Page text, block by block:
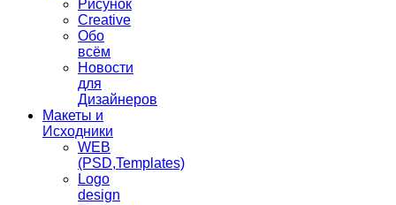
Рисунок
Creative
Обо
всём
Новости
для
Дизайнеров
Макеты и
Исходники
WEB
(PSD,Templates)
Logo
design